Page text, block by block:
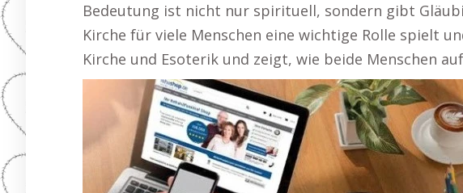
Bedeutung ist nicht nur spirituell, sondern gibt
Kirche für viele Menschen eine wichtige Rolle spielt
Kirche und Esoterik und zeigt, wie beide Menschen